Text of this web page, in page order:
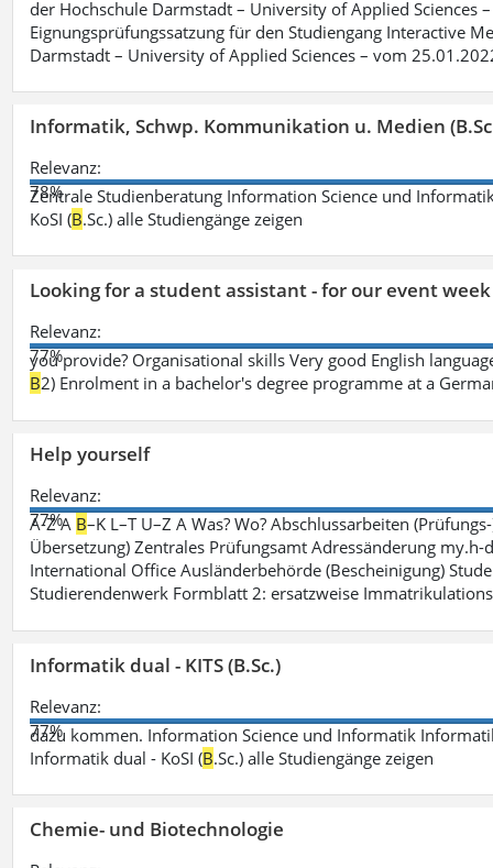
der Hochschule Darmstadt – University of Applied Sciences
Eignungsprüfungssatzung für den Studiengang Interactive
Darmstadt – University of Applied Sciences – vom
Informatik, Schwp. Kommunikation u. Medien
Relevanz:
78%
Zentrale Studienberatung Information Science und
KoSI (B.Sc.) alle Studiengänge zeigen
Looking for a student assistant - for our event week
Relevanz:
77%
you provide? Organisational skills Very good English
B2) Enrolment in a bachelor's degree programme at a
Help yourself
Relevanz:
77%
A-Z A B–K L–T U–Z A Was? Wo? Abschlussarbeiten
Übersetzung) Zentrales Prüfungsamt Adressänderung
International Office Ausländerbehörde (Bescheinigung)
Studierendenwerk Formblatt 2: ersatzweise
Informatik dual - KITS (B.Sc.)
Relevanz:
77%
dazu kommen. Information Science und Informatik
Informatik dual - KoSI (B.Sc.) alle Studiengänge zeigen
Chemie- und Biotechnologie